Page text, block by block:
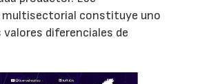
constituye uno
valores diferenciales de